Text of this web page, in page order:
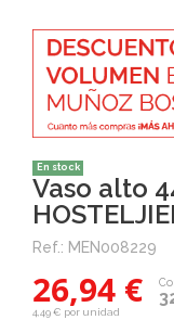
En stock
Vaso alto
Ref.: MEN008229
26,94 €
4,49 € por unidad